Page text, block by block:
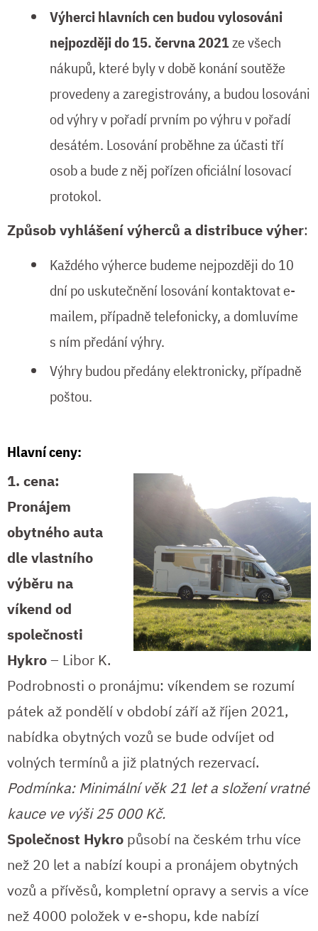
Výherci hlavních cen budou vylosováni
nejpozději do 15. června 2021ze všech
nákupů, které byly v době konání soutěže
provedeny a zaregistrovány, a budou losováni
od výhry v pořadí prvním po výhru v pořadí
desátém. Losování proběhne za účasti tří
osob a bude z něj pořízen oficiální losovací
protokol.
Způsob vyhlášení výherců a distribuce výher:
Každého výherce budeme nejpozději do 10
dní po uskutečnění losování kontaktovat e-
mailem, případně telefonicky, a domluvíme
s ním předání výhry.
Výhry budou předány elektronicky, případně
poštou.
Hlavní ceny:
1. cena:
Pronájem
obytného auta
dle vlastního
výběru na
víkend od
společnosti
Hykro– Libor K.
Podrobnosti o pronájmu: víkendem se rozumí
pátek až pondělí v období září až říjen 2021,
nabídka obytných vozů se bude odvíjet od
volných termínů a již platných rezervací.
Podmínka: Minimální věk 21 let a složení vratné
kauce ve výši 25 000 Kč.
Společnost Hykro působí na českém trhu více
než 20 let a nabízí koupi a pronájem obytných
vozů a přívěsů, kompletní opravy a servis a více
než 4000 položek v e-shopu, kde nabízí